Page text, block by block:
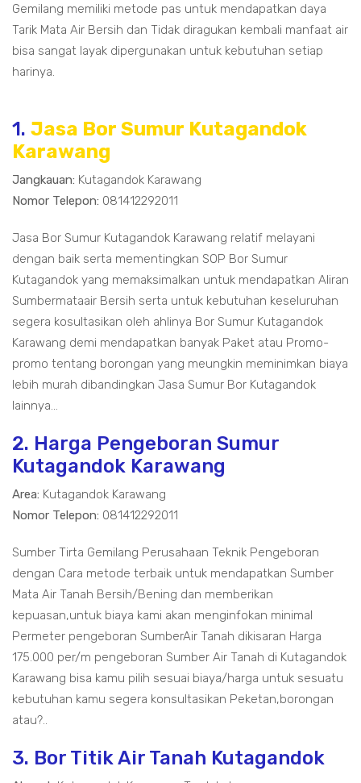
Gemilang memiliki metode pas untuk mendapatkan daya
Tarik Mata Air Bersih dan Tidak diragukan kembali manfaat air
bisa sangat layak dipergunakan untuk kebutuhan setiap
harinya.
1. Jasa Bor Sumur Kutagandok
Karawang
Jangkauan: Kutagandok Karawang
Nomor Telepon: 081412292011
Jasa Bor Sumur Kutagandok Karawang relatif melayani
dengan baik serta mementingkan SOP Bor Sumur
Kutagandok yang memaksimalkan untuk mendapatkan Aliran
Sumbermataair Bersih serta untuk kebutuhan keseluruhan
segera kosultasikan oleh ahlinya Bor Sumur Kutagandok
Karawang demi mendapatkan banyak Paket atau Promo-
promo tentang borongan yang meungkin meminimkan biaya
lebih murah dibandingkan Jasa Sumur Bor Kutagandok
lainnya...
2. Harga Pengeboran Sumur
Kutagandok Karawang
Area: Kutagandok Karawang
Nomor Telepon: 081412292011
Sumber Tirta Gemilang Perusahaan Teknik Pengeboran
dengan Cara metode terbaik untuk mendapatkan Sumber
Mata Air Tanah Bersih/Bening dan memberikan
kepuasan,untuk biaya kami akan menginfokan minimal
Permeter pengeboran SumberAir Tanah dikisaran Harga
175.000 per/m pengeboran Sumber Air Tanah di Kutagandok
Karawang bisa kamu pilih sesuai biaya/harga untuk sesuatu
kebutuhan kamu segera konsultasikan Peketan,borongan
atau?..
3. Bor Titik Air Tanah Kutagandok